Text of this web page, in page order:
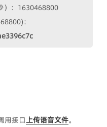
）：1630468800
：
用接口上传语音文件。